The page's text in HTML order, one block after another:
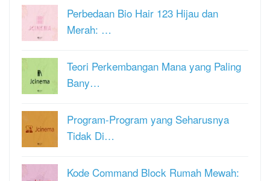
Perbedaan Bio Hair 123 Hijau dan
Merah: …
Teori Perkembangan Mana yang Paling
Bany…
Program-Program yang Seharusnya
Tidak Di…
Kode Command Block Rumah Mewah: